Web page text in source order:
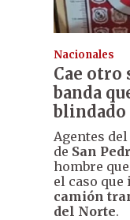
Nacionales
Cae otro
banda
blindado
Agentes del
de San
hombre
el caso
camión
del Norte.